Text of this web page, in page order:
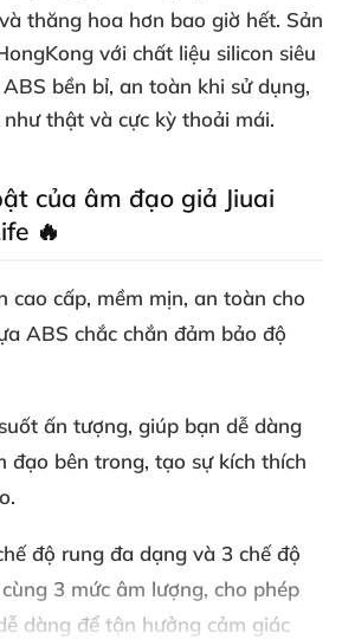
thăng hoa hơn bao giờ hết. Sản
với chất liệu silicon siêu
bền bỉ, an toàn khi sử dụng,
thật và cực kỳ thoải mái.
của âm đạo giả Jiuai
🔥
cao cấp, mềm mịn, an toàn cho
ABS chắc chắn đảm bảo độ
ấn tượng, giúp bạn dễ dàng
đạo bên trong, tạo sự kích thích
độ rung đa dạng và 3 chế độ
3 mức âm lượng, cho phép
dàng để tận hưởng cảm giác